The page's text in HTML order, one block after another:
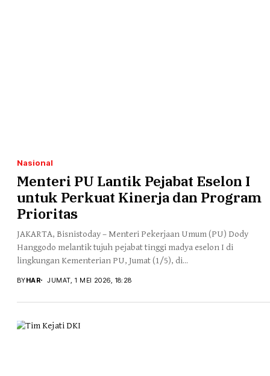
Nasional
Menteri PU Lantik Pejabat Eselon I
untuk Perkuat Kinerja dan Program
Prioritas
JAKARTA, Bisnistoday – Menteri Pekerjaan Umum (PU) Dody
Hanggodo melantik tujuh pejabat tinggi madya eselon I di
lingkungan Kementerian PU, Jumat (1/5), di...
BYHAR JUMAT, 1 MEI 2026, 18:28